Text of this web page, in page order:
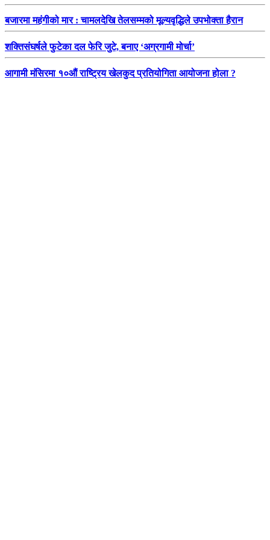
बजारमा महंगीको मार : चामलदेखि तेलसम्मको मूल्यवृद्धिले उपभोक्ता हैरान
शक्तिसंघर्षले फुटेका दल फेरि जुटे, बनाए ‘अग्रगामी मोर्चा’
आगामी मंसिरमा १०औं राष्ट्रिय खेलकुद प्रतियोगिता आयोजना होला ?